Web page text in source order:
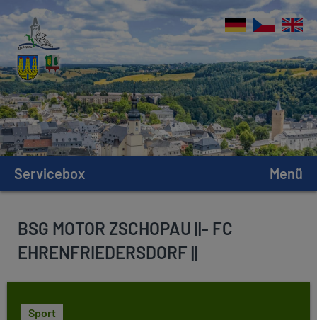
Servicebox Menü
BSG MOTOR ZSCHOPAU ||- FC
EHRENFRIEDERSDORF ||
Sport